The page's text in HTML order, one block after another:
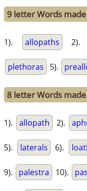
9 letter Words
1). allopaths 2).
plethoras 5).
8 letter Words
1). allopath 2).
5). laterals 6).
9). palestra 10).